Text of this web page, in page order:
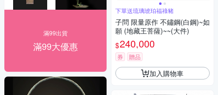
滿99出貨
滿99大優惠
下單送琉璃琥珀福祿豬
子問 限量原作 不鏽鋼(白鋼)~如
願 (地藏王菩薩)~~(大件)
$240,000
券 贈品
加入購物車